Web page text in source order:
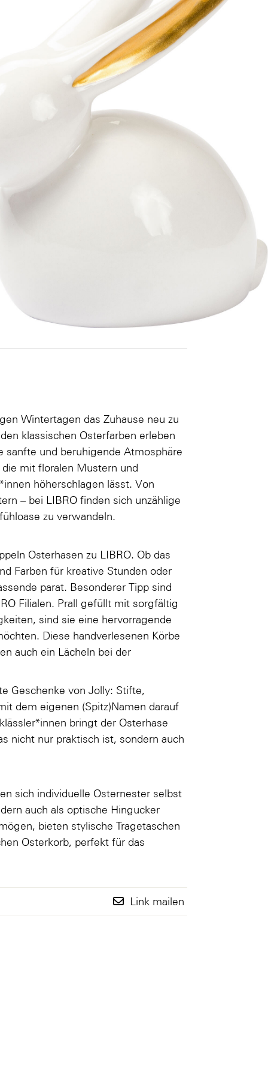
Wintertagen das Zuhause neu zu
klassischen Osterfarben erleben
sanfte und beruhigende Atmosphäre
mit floralen Mustern und
höherschlagen lässt. Von
– bei LIBRO finden sich unzählige
zu verwandeln.
Osterhasen zu LIBRO. Ob das
Farben für kreative Stunden oder
parat. Besonderer Tipp sind
Filialen. Prall gefüllt mit sorgfältig
sind sie eine hervorragende
Diese handverlesenen Körbe
auch ein Lächeln bei der
Geschenke von Jolly: Stifte,
dem eigenen (Spitz)Namen darauf
bringt der Osterhase
nicht nur praktisch ist, sondern auch
sich individuelle Osternester selbst
auch als optische Hingucker
bieten stylische Tragetaschen
Osterkorb, perfekt für das
Link mailen